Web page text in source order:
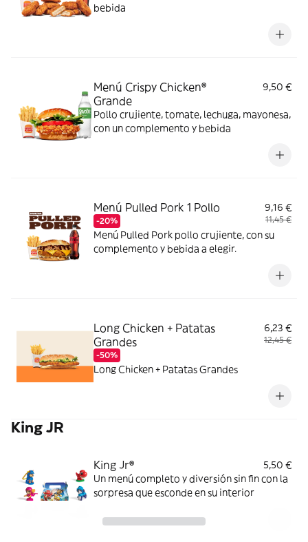
bebida
Menú Crispy Chicken®
Grande
9,50 €
Pollo crujiente, tomate, lechuga, mayonesa,
con un complemento y bebida
Menú Pulled Pork 1 Pollo
-20%
9,16 €
11,45 €
Menú Pulled Pork pollo crujiente, con su
complemento y bebida a elegir.
Long Chicken + Patatas
Grandes
-50%
6,23 €
12,45 €
Long Chicken + Patatas Grandes
King JR
King Jr®
5,50 €
Un menú completo y diversión sin fin con la
sorpresa que esconde en su interior